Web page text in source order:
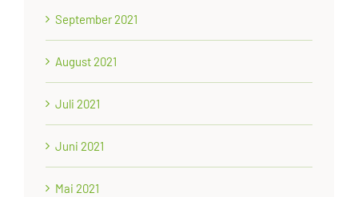
September 2021
August 2021
Juli 2021
Juni 2021
Mai 2021